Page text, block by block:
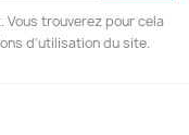
Vous trouverez pour cela
d'utilisation du site.